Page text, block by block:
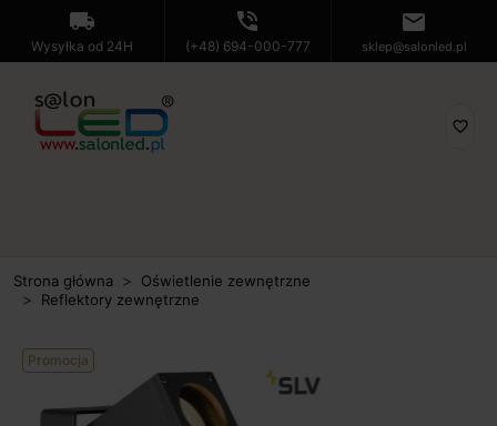
local_shipping
Wysyłka od 24H
phone_in_talk
(+48) 694-000-777
mail
sklep@salonled.pl
favorite_border
Strona główna
Oświetlenie zewnętrzne
Reflektory zewnętrzne
Promocja